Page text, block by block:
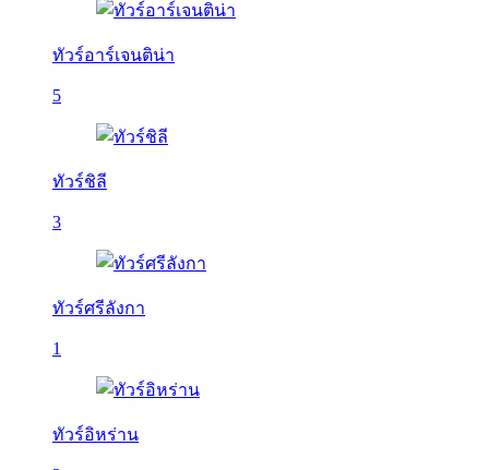
ทัวร์อาร์เจนติน่า
5
ทัวร์ชิลี
3
ทัวร์ศรีลังกา
1
ทัวร์อิหร่าน